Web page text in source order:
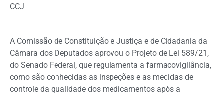
CCJ
A Comissão de Constituição e Justiça e de Cidadania da
Câmara dos Deputados aprovou o Projeto de Lei 589/21,
do Senado Federal, que regulamenta a farmacovigilância,
como são conhecidas as inspeções e as medidas de
controle da qualidade dos medicamentos após a